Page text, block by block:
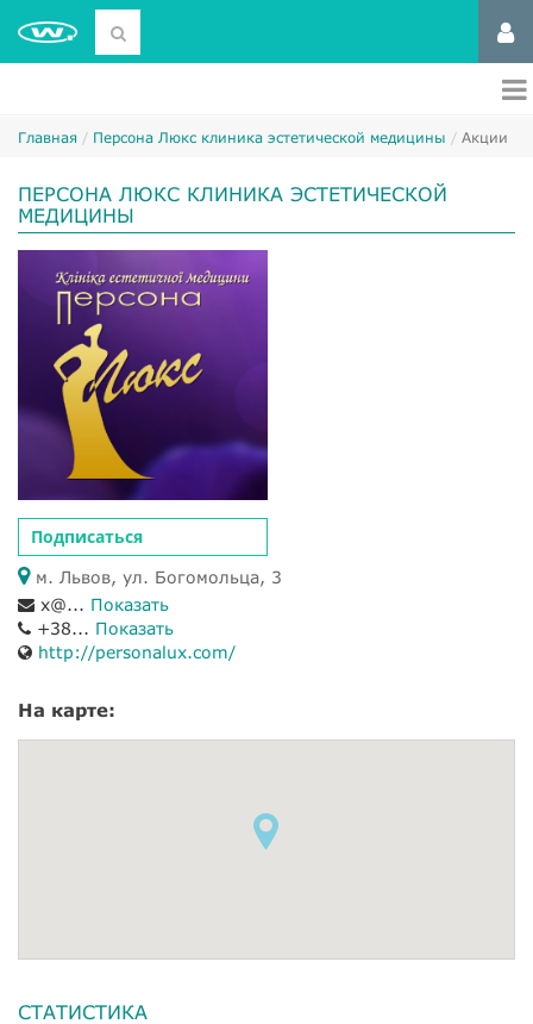
Главная Персона Люкс клиника эстетической медицины Акции
ПЕРСОНА ЛЮКС КЛИНИКА ЭСТЕТИЧЕСКОЙ
МЕДИЦИНЫ
Подписаться
м. Львов, ул. Богомольца, 3
x@... Показать
+38... Показать
http://personalux.com/
На карте:
СТАТИСТИКА